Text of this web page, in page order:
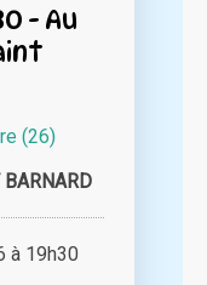
- Au
(26)
à 19h30